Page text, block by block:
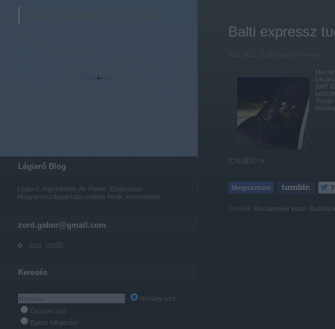
Légierő Blog
Légierő, légvédelem, Air Power. Elsősorban
Magyarországgal kapcsolatos hírek, kommentek.
zord.gabor@gmail.com
zord ( profil )
Keresés
Néhány szó
Összes szó
Egész kifejezést
Balti expressz
Ma
BAP
tovább »
Címkék: Kecskemét keszi